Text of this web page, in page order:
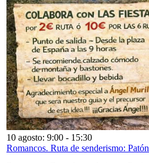
10 agosto: 9:00 - 15:30
Romancos. Ruta de senderismo: